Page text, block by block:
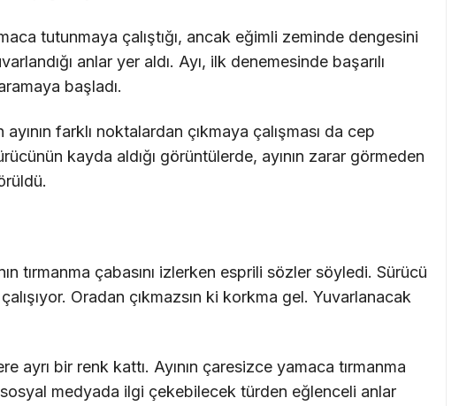
tutunmaya çalıştığı, ancak eğimli zeminde dengesini
anlar yer aldı. Ayı, ilk denemesinde başarılı
başladı.
farklı noktalardan çıkmaya çalışması da cep
kayda aldığı görüntülerde, ayının zarar görmeden
tırmanma çabasını izlerken esprili sözler söyledi. Sürücü
Oradan çıkmazsın ki korkma gel. Yuvarlanacak
ayrı bir renk kattı. Ayının çaresizce yamaca tırmanma
sosyal medyada ilgi çekebilecek türden eğlenceli anlar